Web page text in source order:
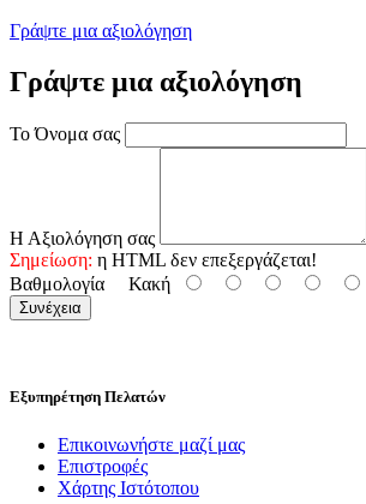
Γράψτε μια αξιολόγηση
Γράψτε μια αξιολόγηση
Το Όνομα σας
Η Αξιολόγηση σας
Σημείωση: η HTML δεν επεξεργάζεται!
Βαθμολογία Κακή
Συνέχεια
Εξυπηρέτηση Πελατών
Επικοινωνήστε μαζί μας
Επιστροφές
Χάρτης Ιστότοπου